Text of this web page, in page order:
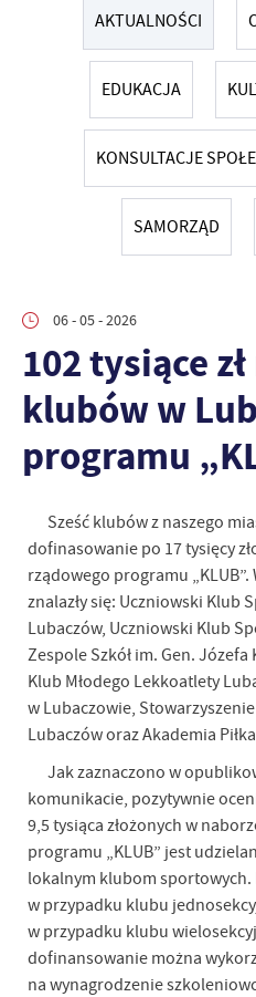
AKTUALNOŚCI
EDUKACJA
KONSULTACJE
SAMORZĄD
06 - 05 - 2026
102 tysiące
klubów w
programu
Sześć klubów z naszego
dofinasowanie po 17 tysięcy
rządowego programu
znalazły się: Uczniowski Klub
Lubaczów, Uczniowski Klub
Zespole Szkół im. Gen.
Klub Młodego Lekkoatlety
w Lubaczowie,
Lubaczów oraz Akademia
Jak zaznaczono w
komunikacie, pozytywnie
9,5 tysiąca złożonych w
programu „KLUB” jest
lokalnym klubom
w przypadku klubu
w przypadku klubu
dofinansowanie można
na wynagrodzenie